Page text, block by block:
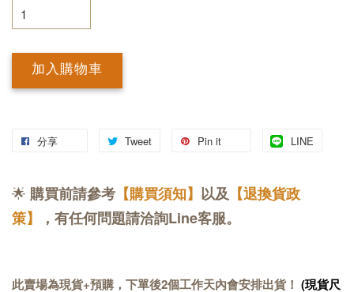
加入購物車
分享 Tweet Pin it LINE
🌟 購買前請參考 【購買須知】 以及 【退換貨政
策】
，有任何問題請洽詢Line客服。
此賣場為現貨+預購，下單後2個工作天內會安排出貨！ (現貨尺